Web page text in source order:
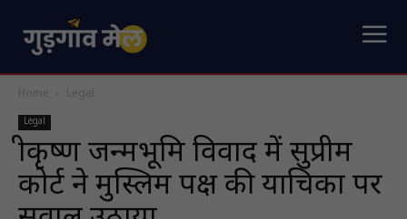
Home Legal
Legal
श्रीकृष्ण जन्मभूमि विवाद में सुप्रीम
कोर्ट ने मुस्लिम पक्ष की याचिका पर